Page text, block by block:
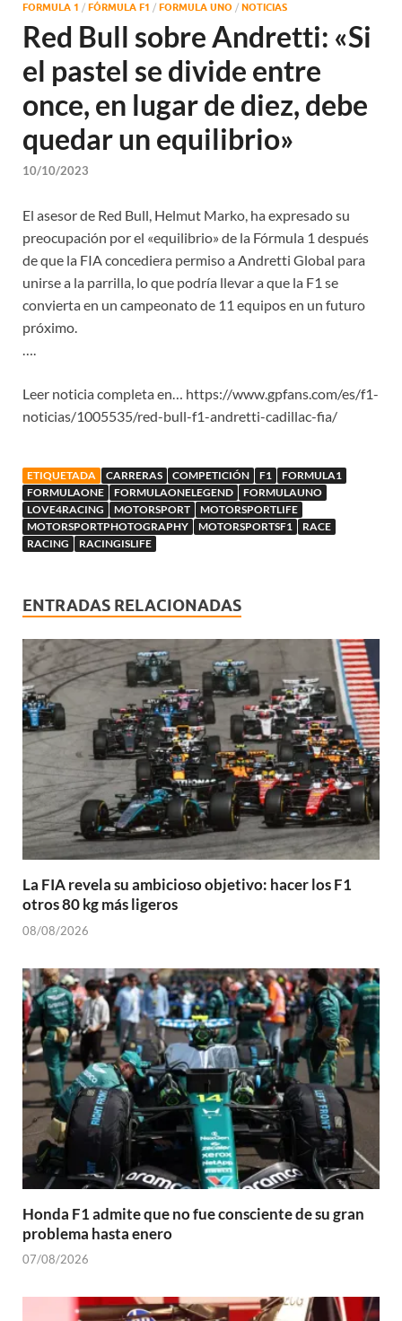
FORMULA 1 / FÓRMULA F1 / FORMULA UNO / NOTICIAS
Red Bull sobre Andretti: «Si
el pastel se divide entre
once, en lugar de diez, debe
quedar un equilibrio»
10/10/2023
El asesor de Red Bull, Helmut Marko, ha expresado su
preocupación por el «equilibrio» de la Fórmula 1 después
de que la FIA concediera permiso a Andretti Global para
unirse a la parrilla, lo que podría llevar a que la F1 se
convierta en un campeonato de 11 equipos en un futuro
próximo.
….
Leer noticia completa en… https://www.gpfans.com/es/f1-
noticias/1005535/red-bull-f1-andretti-cadillac-fia/
ETIQUETADA CARRERAS COMPETICIÓN F1
FORMULA1
FORMULAONE
FORMULAONELEGEND
FORMULAUNO
LOVE4RACING
MOTORSPORT
MOTORSPORTLIFE
MOTORSPORTPHOTOGRAPHY
MOTORSPORTSF1
RACE
RACING
RACINGISLIFE
ENTRADAS RELACIONADAS
La FIA revela su ambicioso objetivo: hacer los F1
otros 80 kg más ligeros
08/08/2026
Honda F1 admite que no fue consciente de su gran
problema hasta enero
07/08/2026